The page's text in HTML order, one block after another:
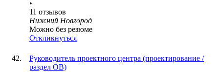
•
11 отзывов
Нижний Новгород
Можно без резюме
Откликнуться
Руководитель проектного центра (проектирование /
раздел ОВ)